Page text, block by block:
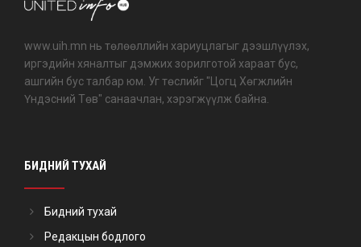
www.uih.mn нь төлөөллийн хариуцлагыг дээшлүүлэх,
иргэдийн хяналтыг дэмжих зорилготой хараат бус,
ашгийн бус талбар юм. Уг төслийг "Цогц Хөгжлийн
Үндэсний Төв" санаачлан, хэрэгжүүлж байна.
БИДНИЙ ТУХАЙ
Бидний тухай
Редакцын бодлого